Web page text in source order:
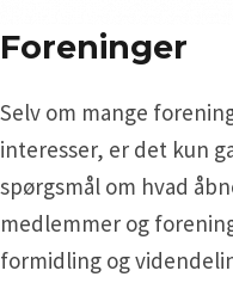
Foreninger
Selv om mange
interesser, er det kun
spørgsmål om hvad
medlemmer og
formidling og